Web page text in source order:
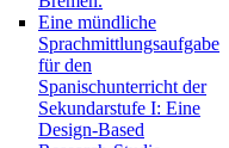
Eine mündliche
Sprachmittlungsaufgabe
für den
Spanischunterricht der
Sekundarstufe I: Eine
Design-Based